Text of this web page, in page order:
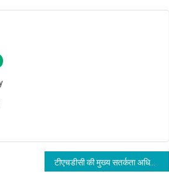
टीएचडीसी की मुख्य सतर्कता अधिकारी, रश्मिता झा, द्वारा टीएचडीसी के कॉर्पोरेट कार्यालय में सतर्कता जागरूकता सप्ताह-2024 का शुभारंभ